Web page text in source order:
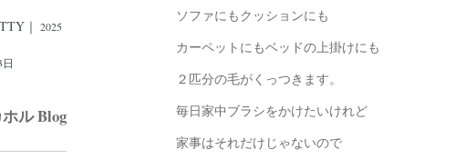
ソファにもクッションにも
カーペットにもベッドの上掛けにも
２匹分の毛がくっつきます。
毎日家中ブラシをかけたいけれど
家事はそれだけじゃないので
｜ 2025
ル Blog